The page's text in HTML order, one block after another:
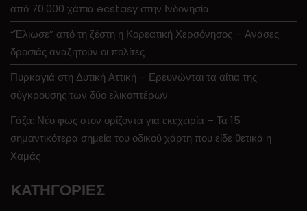
από 70.000 χάπια ecstasy στην Ινδονησία
“Έλιωσε” από τη ζέστη η Κορεατική Χερσόνησος – Ανάσες
δροσιάς αναζητούν οι πολίτες
Πυρκαγιά στη Δυτική Αττική – Ερευνώνται τα αίτια της
σύγκρουσης των δύο ελικοπτέρων
Γάζα: Νέο φως στον ορίζοντα για εκεχειρία – Τα 15
σημαντικότερα σημεία του οδικού χάρτη που είδε θετικά η
Χαμάς
KΑΤΗΓΟΡΊΕΣ